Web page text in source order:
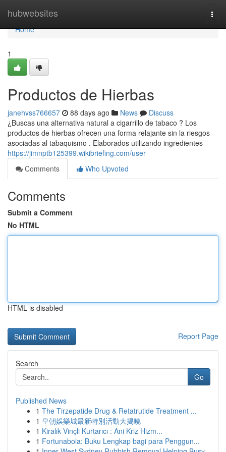
hubwebsites
Home
Home
1
Productos de Hierbas
janehvss766657 88 days ago News
Discuss
¿Buscas una alternativa natural a cigarrillo de tabaco ? Los
productos de hierbas ofrecen una forma relajante sin la riesgos
asociadas al tabaquismo . Elaborados utilizando ingredientes
https://jimnptb125399.wikibriefing.com/user
Comments
Who Upvoted
Comments
Submit a Comment
No HTML
HTML is disabled
Report Page
Search
Go
Published News
1 The Tirzepatide Drug & Retatrutide Treatment ...
1 皇朝娛樂城最新特別活動大揭曉
1 Kiralık Vinçli Kurtarıcı : Ani Kriz Hizm...
1 Fortunabola: Buku Lengkap bagi para Penggun...